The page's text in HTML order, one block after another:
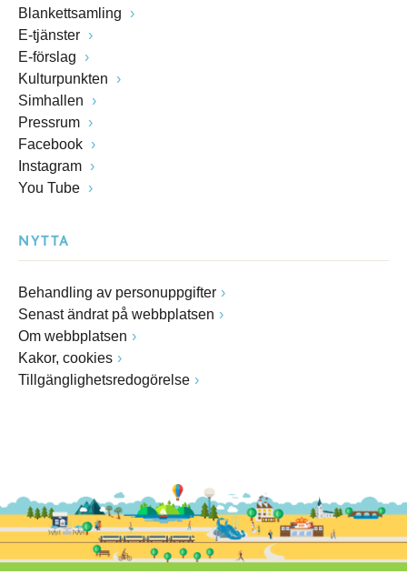
Blankettsamling
E-tjänster
E-förslag
Kulturpunkten
Simhallen
Pressrum
Facebook
Instagram
You Tube
NYTTA
Behandling av personuppgifter
Senast ändrat på webbplatsen
Om webbplatsen
Kakor, cookies
Tillgänglighetsredogörelse